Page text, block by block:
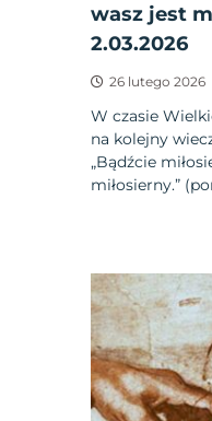
wasz jest
2.03.2026
26 lutego 2026
W czasie
na kolejny
„Bądźcie
miłosierny.”